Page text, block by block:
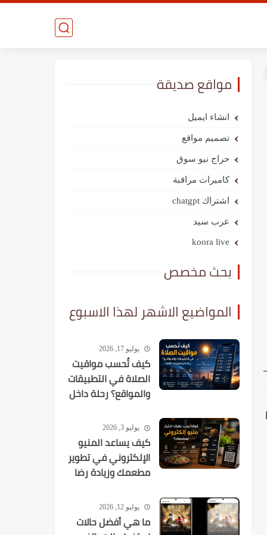
مواقع صديقة
انشاء ايميل
تصميم مواقع
حراج نيو سوق
كاميرات مراقبة
اشتراك chatgpt
عرب سيد
koora live
بحث مخصص
المواضيع الاشهر لهذا الاسبوع
يوليو 17, 2026
كيف تُحسب مواقيت
الصلاة في التطبيقات
والمواقع؟ رحلة داخل
يوليو 3, 2026
كيف يساعد المنيو
الإلكتروني في تطوير
مطعمك وزيادة رضا
يوليو 12, 2026
ما هي أفضل حالات